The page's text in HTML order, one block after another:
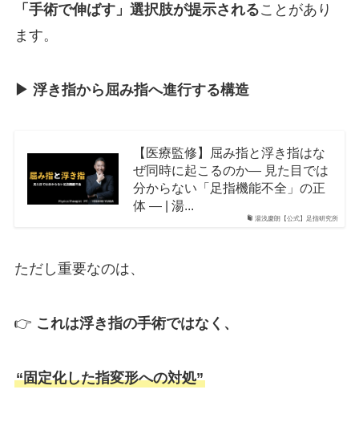
「手術で伸ばす」選択肢が提示されることがあり
ます。
▶︎ 浮き指から屈み指へ進行する構造
湯浅慶朗【公式】足指研究所
【医療監修】屈み指と浮き指はな
ぜ同時に起こるのか― 見た目では
分からない「足指機能不全」の正
体 ― | 湯...
ただし重要なのは、
👉 これは浮き指の手術ではなく、
“固定化した指変形への対処”